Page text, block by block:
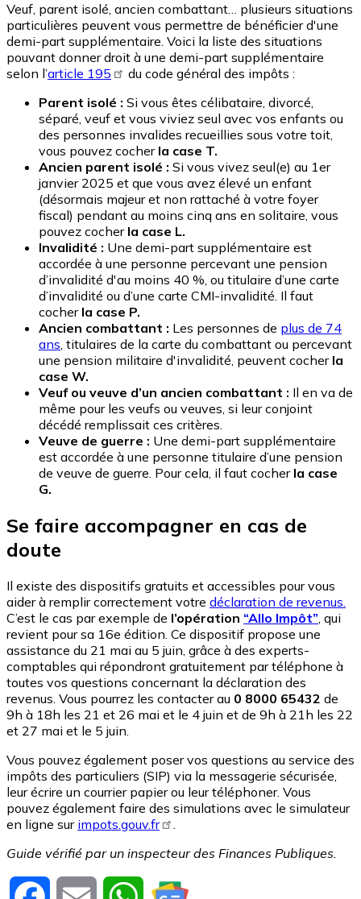
Veuf, parent isolé, ancien combattant… plusieurs situations
particulières peuvent vous permettre de bénéficier d'une
demi-part supplémentaire. Voici la liste des situations
pouvant donner droit à une demi-part supplémentaire
selon l’article 195
du code général des impôts :
Parent isolé : Si vous êtes célibataire, divorcé,
séparé, veuf et vous viviez seul avec vos enfants ou
des personnes invalides recueillies sous votre toit,
vous pouvez cocher la case T.
Ancien parent isolé : Si vous vivez seul(e) au 1er
janvier 2025 et que vous avez élevé un enfant
(désormais majeur et non rattaché à votre foyer
fiscal) pendant au moins cinq ans en solitaire, vous
pouvez cocherla case L.
Invalidité : Une demi-part supplémentaire est
accordée à une personne percevant une pension
d’invalidité d'au moins 40 %, ou titulaire d’une carte
d’invalidité ou d’une carte CMI-invalidité. Il faut
cocher la case P.
Ancien combattant : Les personnes de plus de 74
ans, titulaires de la carte du combattant ou percevant
une pension militaire d'invalidité, peuvent cocher la
case W.
Veuf ou veuve d’un ancien combattant : Il en va de
même pour les veufs ou veuves, si leur conjoint
décédé remplissait ces critères.
Veuve de guerre : Une demi-part supplémentaire
est accordée à une personne titulaire d’une pension
de veuve de guerre. Pour cela, il faut cocher la case
G.
Se faire accompagner en cas de
doute
Il existe des dispositifs gratuits et accessibles pour vous
aider à remplir correctement votre déclaration de revenus.
C’est le cas par exemple de l’opération “Allo Impôt”, qui
revient pour sa 16e édition. Ce dispositif propose une
assistance du 21 mai au 5 juin, grâce à des experts-
comptables qui répondront gratuitement par téléphone à
toutes vos questions concernant la déclaration des
revenus. Vous pourrez les contacter au 0 8000 65432 de
9h à 18h les 21 et 26 mai et le 4 juin et de 9h à 21h les 22
et 27 mai et le 5 juin.
Vous pouvez également poser vos questions au service des
impôts des particuliers (SIP) via la messagerie sécurisée,
leur écrire un courrier papier ou leur téléphoner. Vous
pouvez également faire des simulations avec le simulateur
en ligne sur impots.gouv.fr
.
Guide vérifié par un inspecteur des Finances Publiques.
Facebook Email WhatsApp